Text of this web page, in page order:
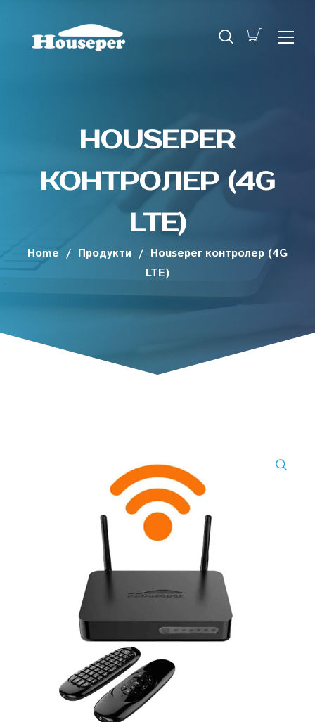
HOUSEPER
КОНТРОЛЕР (4G
LTE)
Home / Продукти / Houseper контролер (4G
LTE)